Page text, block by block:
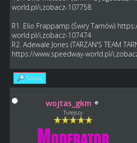
world.pl/i,zobacz-107758
R1. Elio Frappamp (Świry Tarnów)
world.pl/i,zobacz-107474
R2. Adewale Jones (TARZAN'S TEAM
https://www.speedway-world.pl/
Szukaj
wojtas_gkm
Tutejszy